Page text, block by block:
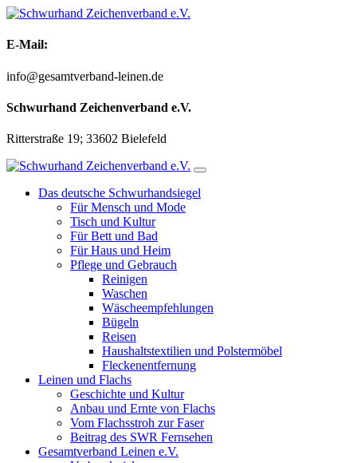
Zum
springen
E-Mail:
info@gesamtverband-leinen.de
Schwurhand Zeichenverband e.V.
Ritterstraße 19; 33602 Bielefeld
Das deutsche Schwurhandsiegel
Für Mensch und Mode
Tisch und Kultur
Für Bett und Bad
Für Haus und Heim
Pflege und Gebrauch
Reinigen
Waschen
Wäscheempfehlungen
Bügeln
Reisen
Haushaltstextilien und Polstermöbel
Fleckenentfernung
Leinen und Flachs
Geschichte und Kultur
Anbau und Ernte von Flachs
Vom Flachsstroh zur Faser
Beitrag des SWR Fernsehen
Gesamtverband Leinen e.V.